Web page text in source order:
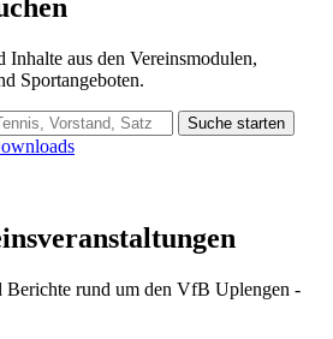
Inhalte aus den Vereinsmodulen,
Sportangeboten.
Suche starten
Berichte rund um den VfB Uplengen -